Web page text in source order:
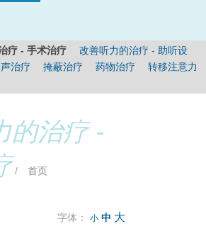
耳鸣和音乐同时存在时，你只听到了音乐的声
音乐治疗）。
重要），多于30分钟/次，1-3个月。
疗 - 手术治疗
改善听力的治疗 - 助听设
声治疗 掩蔽治疗 药物治疗
转移注意力
的治疗 -
/ 首页
字体： 小 中 大